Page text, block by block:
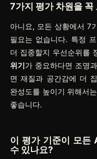
7가지 평가 차원을 꼭
아니요, 모든 상황에서 7
필요는 없습니다. 특정
더 집중할지 우선순위를
위기가 중요하다면 조명
면 재질과 공간감에 더
완성도를 높이기 위해서
좋습니다.
이 평가 기준이 모든
수 있나요?